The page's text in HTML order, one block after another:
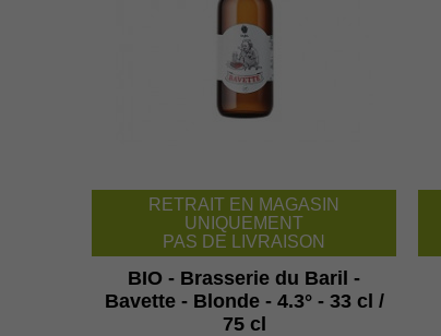
RETRAIT EN MAGASIN
UNIQUEMENT
PAS DE LIVRAISON
BIO - Brasserie du Baril -
Bavette - Blonde - 4.3° - 33 cl /
75 cl